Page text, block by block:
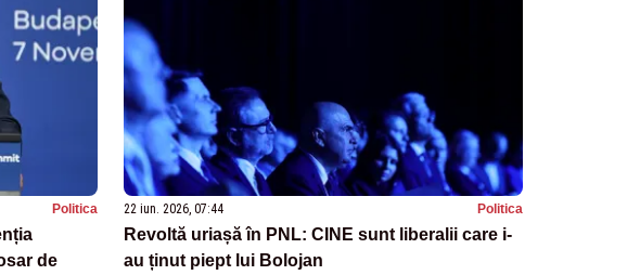
Politica
de
22 iun. 2026, 07:44 Politica
Revoltă uriașă în PNL: CINE sunt liberalii care i-
au ținut piept lui Bolojan